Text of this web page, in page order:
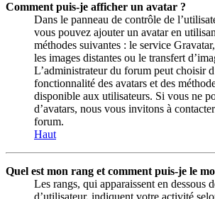
Comment puis-je afficher un avatar ?
Dans le panneau de contrôle de
vous pouvez ajouter un avatar en
méthodes suivantes : le service
les images distantes ou le transfert
L’administrateur du forum peut choisir
fonctionnalité des avatars et des
disponible aux utilisateurs. Si vous ne
d’avatars, nous vous invitons à
forum.
Haut
Quel est mon rang et comment puis-je le
Les rangs, qui apparaissent en dessous
d’utilisateur, indiquent votre activité